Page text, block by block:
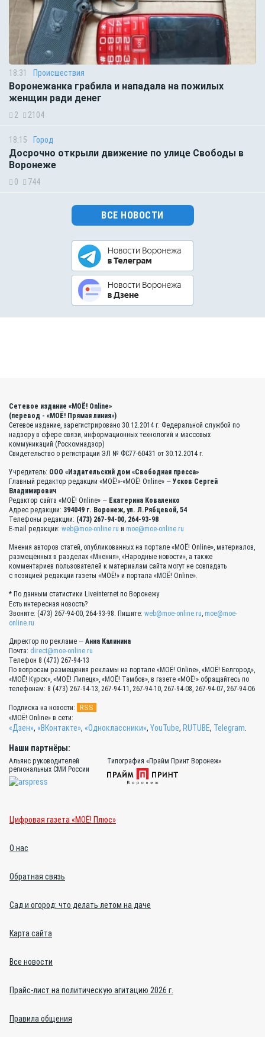
18:31 Происшествия
Воронежанка грабила и нападала на пожилых
женщин ради денег
2 2104
18:15 Город
Досрочно открыли движение по улице Свободы в
Воронеже
0 744
ВСЕ НОВОСТИ
Сетевое издание «МОЁ! Online»
(перевод - «МОЁ! Прямая линия»)
Сетевое издание, зарегистрировано 30.12.2014 г. Федеральной службой по
надзору в сфере связи, информационных технологий и массовых
коммуникаций (Роскомнадзор)
Свидетельство о регистрации ЭЛ № ФС77-60431 от 30.12.2014 г.
Учредитель: ООО «Издательский дом «Свободная пресса»
Главный редактор редакции «МОЁ!»-«МОЁ! Online» — Усков Сергей
Владимирович
Редактор сайта «МОЁ! Online» — Екатерина Коваленко
Адрес редакции: 394049 г. Воронеж, ул. Л.Рябцевой, 54
Телефоны редакции: (473) 267-94-00, 264-93-98
E-mail редакции: web@moe-online.ru и moe@moe-online.ru
Мнения авторов статей, опубликованных на портале «МОЁ! Online», материалов,
размещённых в разделах «Мнения», «Народные новости», а также
комментариев пользователей к материалам сайта могут не совпадать
с позицией редакции газеты «МОЁ!» и портала «МОЁ! Online».
* По данным статистики Liveinternet по Воронежу
Есть интересная новость?
Звоните: (473) 267-94-00, 264-93-98. Пишите: web@moe-online.ru moe@moe-
online.ru
Директор по рекламе — Анна Калинина
Почта: direct@moe-online.ru
Телефон 8 (473) 267-94-13
По вопросам размещения рекламы на портале «МОЁ! Online», «МОЁ! Белгород»,
«МОЁ! Курск», «МОЁ! Липецк», «МОЁ! Тамбов», в газете «МОЁ!» обращайтесь по
телефонам: 8 (473) 267-94-13, 267-94-11, 267-94-10, 267-94-08, 267-94-07, 267-94-06
Подписка на новости: RSS
«МОЁ! Online» в сети:
«Дзен», «ВКонтакте», «Одноклассники», YouTube, RUTUBE, Telegram
Наши партнёры:
Альянс руководителей
региональных СМИ России
Типография «Прайм Принт Воронеж»
Цифровая газета «МОЁ! Плюс»
О нас
Обратная связь
Сад и огород: что делать летом на даче
Карта сайта
Все новости
Прайс-лист на политическую агитацию 2026 г.
Правила общения